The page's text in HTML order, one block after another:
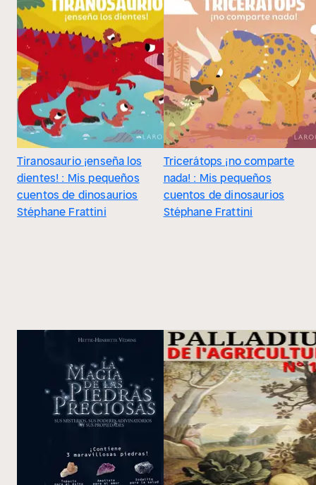
Tiranosaurio ¡enseña los
dientes! : Mis pequeños
cuentos de dinosaurios
Stéphane Frattini
Tricerátops ¡no comparte
nada! : Mis pequeños
cuentos de dinosaurios
Stéphane Frattini